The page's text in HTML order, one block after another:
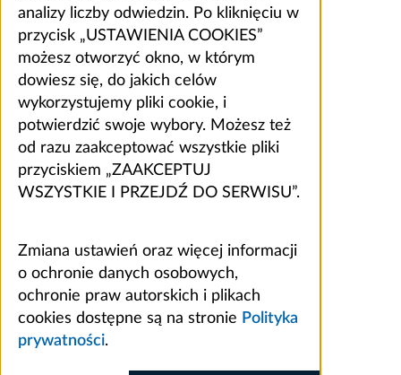
analizy liczby odwiedzin. Po kliknięciu w
przycisk „USTAWIENIA COOKIES”
możesz otworzyć okno, w którym
dowiesz się, do jakich celów
wykorzystujemy pliki cookie, i
potwierdzić swoje wybory. Możesz też
od razu zaakceptować wszystkie pliki
przyciskiem „ZAAKCEPTUJ
WSZYSTKIE I PRZEJDŹ DO SERWISU”.
Zmiana ustawień oraz więcej informacji
o ochronie danych osobowych,
ochronie praw autorskich i plikach
cookies dostępne są na stronie Polityka
prywatności.